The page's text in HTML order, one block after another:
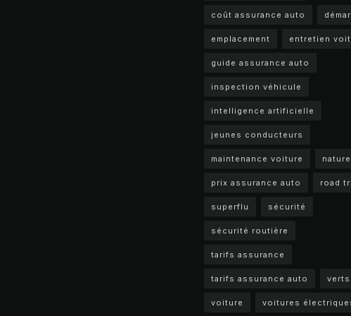
coût assurance auto
emplacement entretien
guide assurance auto
inspection véhicule
intelligence artificielle
jeunes conducteurs
maintenance voiture nature
prix assurance auto road
superflu sécurité
sécurité routière
tarifs assurance
tarifs assurance auto verts
voiture voitures